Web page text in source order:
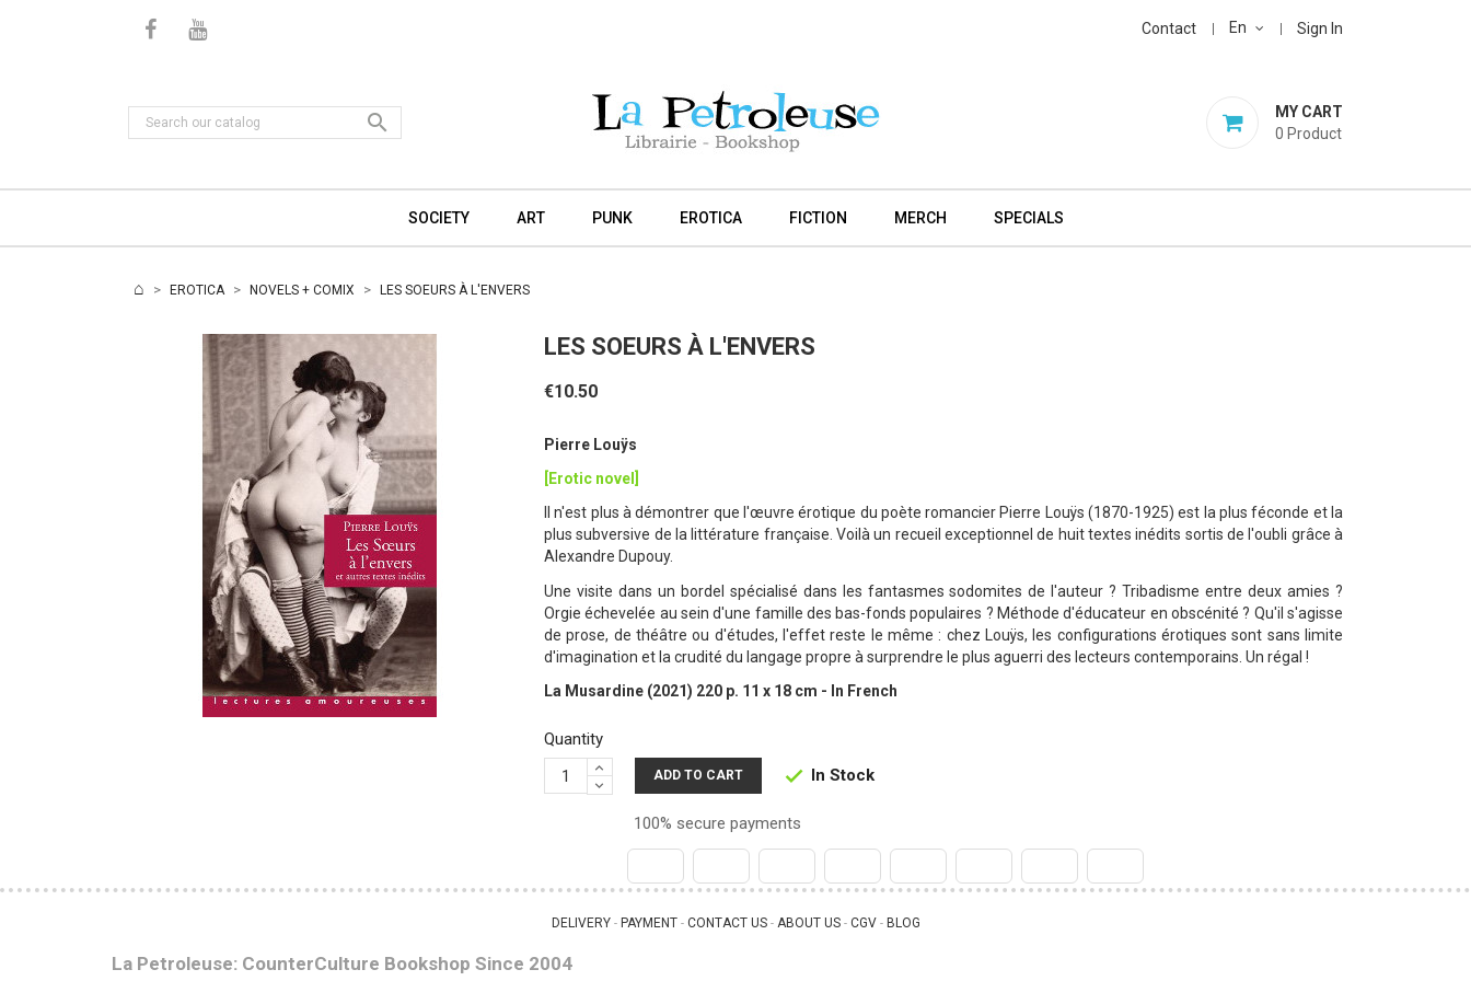
Contact En Sign In
MY CART
0 Product

SOCIETY ART PUNK EROTICA FICTION MERCH SPECIALS
EROTICA NOVELS + COMIX LES SOEURS À L'ENVERS
LES SOEURS À L'ENVERS
€10.50
Pierre Louÿs
[Erotic novel]
Il n'est plus à démontrer que l'œuvre érotique du poète romancier Pierre Louÿs (1870-1925) est la plus féconde et la
plus subversive de la littérature française. Voilà un recueil exceptionnel de huit textes inédits sortis de l'oubli grâce à
Alexandre Dupouy.
Une visite dans un bordel spécialisé dans les fantasmes sodomites de l'auteur ? Tribadisme entre deux amies ?
Orgie échevelée au sein d'une famille des bas-fonds populaires ? Méthode d'éducateur en obscénité ? Qu'il s'agisse
de prose, de théâtre ou d'études, l'effet reste le même : chez Louÿs, les configurations érotiques sont sans limite
d'imagination et la crudité du langage propre à surprendre le plus aguerri des lecteurs contemporains. Un régal !
La Musardine (2021) 220 p. 11 x 18 cm - In French
Quantity
ADD TO CART  In Stock
100% secure payments
DELIVERY - PAYMENT - CONTACT US - ABOUT US - CGV - BLOG
La Petroleuse: CounterCulture Bookshop Since 2004